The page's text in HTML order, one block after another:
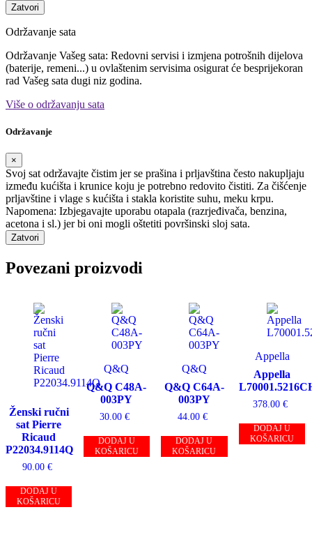
Zatvori
Održavanje sata
Održavanje Vašeg sata: Redovni servisi i izmjena potrošnih dijelova
(baterije, remeni...) u ovlaštenim servisima osigurat će besprijekoran
rad Vašeg sata dugi niz godina.
Više o održavanju sata
Održavanje
×
Svoj sat održavajte čistim jer se prašina i prljavština često nakupljaju
između kućišta i krunice koju je potrebno redovito čistiti. Za čišćenje
prljavštine i vlage s kućišta i stakla koristite suhu, meku krpu.
Napomena: Izbjegavajte uporabu otapala (razrjeđivača, benzina,
acetona i sl.) jer bi oni mogli oštetiti površinski sloj sata.
Zatvori
Povezani proizvodi
Ženski ručni
sat Pierre
Ricaud
P22034.9114Q
90.00 €
DODAJ U
KOŠARICU
Q&Q
Q&Q C48A-
003PY
30.00€
DODAJ U
KOŠARICU
Q&Q
Q&Q C64A-
003PY
44.00€
DODAJ U
KOŠARICU
Appella
Appella
378.00€
DODAJ U
KOŠARICU